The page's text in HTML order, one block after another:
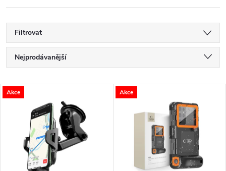
Filtrovat
Ř
a
Nejprodávanější
Nejdražší
Abecedně
V
Akce Akce